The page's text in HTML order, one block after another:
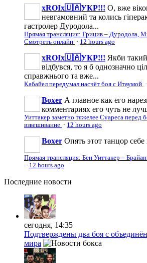
xROIx🇺🇦УКР!!! О, вже
невгамовний та колись
гастролер Дуродола...
Прямая трансляция: Грицив – Дуродола,
Смотреть онлайн · 12 hours ago
xROIx🇺🇦УКР!!! Якби
відбувся, то я б однозначно
справжнього та вже...
Кабайел передумал насчёт боя с Итаумой ·
Boxer А главное как его
комментариях его чуть не
Уиттакер заметно тяжелее Суареса перед
взвешивание · 12 hours ago
Boxer Опять этот танцор
Прямая трансляция: Бен Уиттакер –
· 12 hours ago
Последние новости
сегодня, 14:35
Подтверждены два боя с
мира